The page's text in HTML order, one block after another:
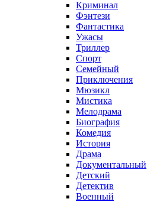
Криминал
Фэнтези
Фантастика
Ужасы
Триллер
Спорт
Семейный
Приключения
Мюзикл
Мистика
Мелодрама
Биография
Комедия
История
Драма
Документальный
Детский
Детектив
Военный